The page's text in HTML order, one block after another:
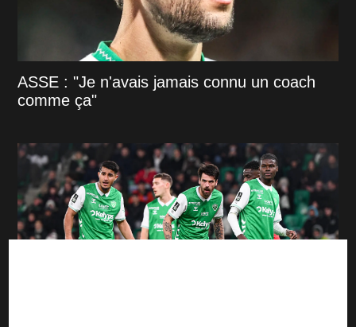
ASSE : "Je n'avais jamais connu un coach
comme ça"